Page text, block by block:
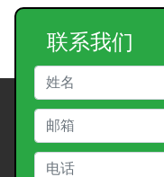
联系我们